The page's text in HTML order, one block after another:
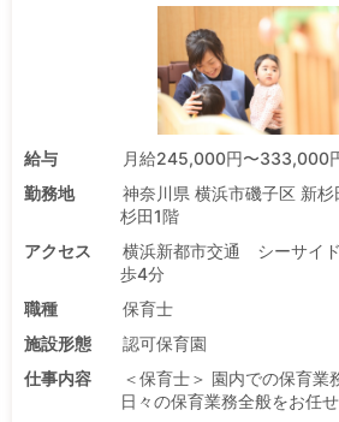
給与
月給245,000円〜333,000
勤務地
神奈川県 横浜市磯子区 新
杉田1階
アクセス
横浜新都市交通 シーサイ
歩4分
職種
保育士
施設形態
認可保育園
仕事内容
＜保育士＞ 園内での保育業
日々の保育業務全般をお任